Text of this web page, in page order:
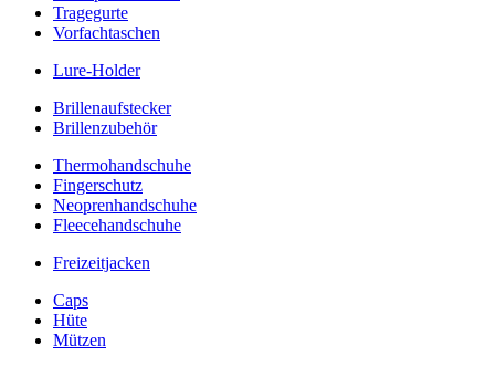
Tragegurte
Vorfachtaschen
Lure-Holder
Brillenaufstecker
Brillenzubehör
Thermohandschuhe
Fingerschutz
Neoprenhandschuhe
Fleecehandschuhe
Freizeitjacken
Caps
Hüte
Mützen